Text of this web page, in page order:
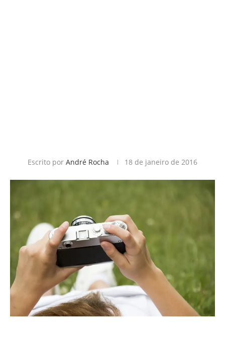
Escrito por André Rocha 18 de janeiro de 2016